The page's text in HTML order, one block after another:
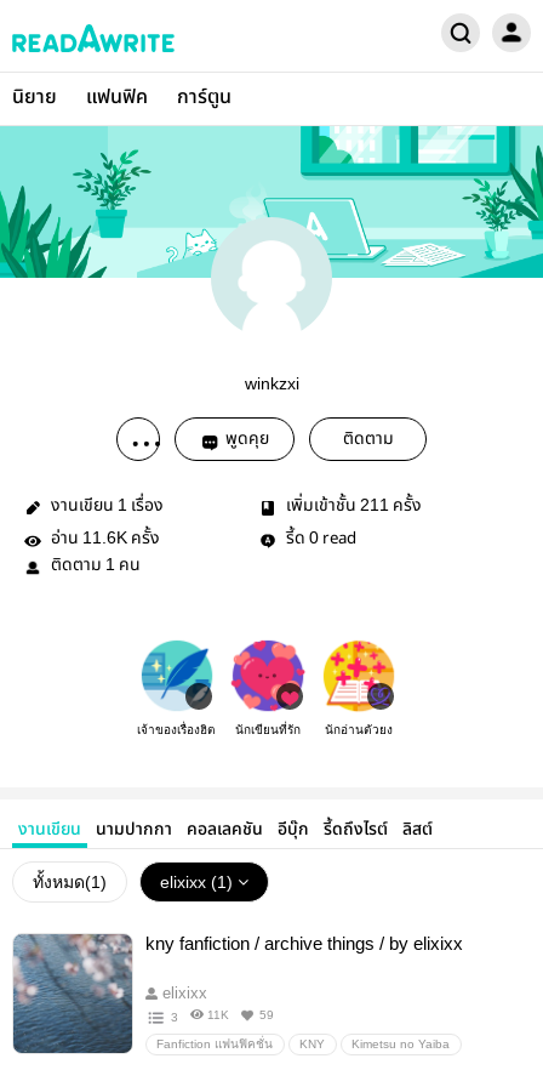
นิยาย แฟนฟิค การ์ตูน
winkzxi
พูดคุย ติดตาม
งานเขียน 1 เรื่อง เพิ่มเข้าชั้น 211 ครั้ง
อ่าน 11.6K ครั้ง รี้ด 0 read
ติดตาม 1 คน
เจ้าของเรื่องฮิต นักเขียนที่รัก นักอ่านตัวยง
งานเขียน นามปากกา คอลเลคชัน อีบุ๊ก รี้ดถึงไรต์ ลิสต์
ทั้งหมด(1) elixixx (1)
kny fanfiction / archive things / by elixixx
elixixx
3 11K 59
Fanfiction แฟนฟิคชั่น KNY Kimetsu no Yaiba